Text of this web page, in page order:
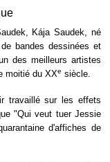
Kája Saudek, né
bandes dessinées et
des meilleurs artistes
moitié du XXe siècle.
travaillé sur les effets
"Qui veut tuer Jessie
d'affiches de